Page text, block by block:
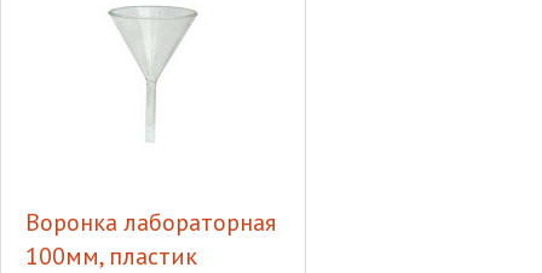
Воронка лабораторная
100мм, пластик